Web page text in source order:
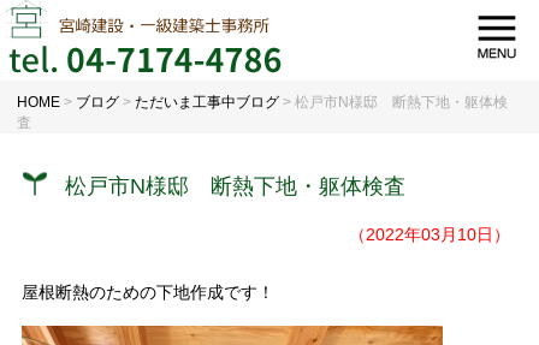
HOME > ブログ >ただいま工事中ブログ >松戸市N様邸 断熱下地・躯体検
査
松戸市N様邸 断熱下地・躯体検査
（2022年03月10日）
屋根断熱のための下地作成です！